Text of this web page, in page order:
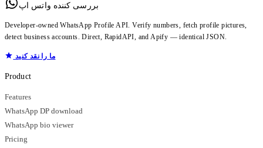
بررسی کننده واتس اپ
Developer-owned WhatsApp Profile API. Verify numbers, fetch profile pictures,
detect business accounts. Direct, RapidAPI, and Apify — identical JSON.
ما را نقد کنید
Product
Features
WhatsApp DP download
WhatsApp bio viewer
Pricing